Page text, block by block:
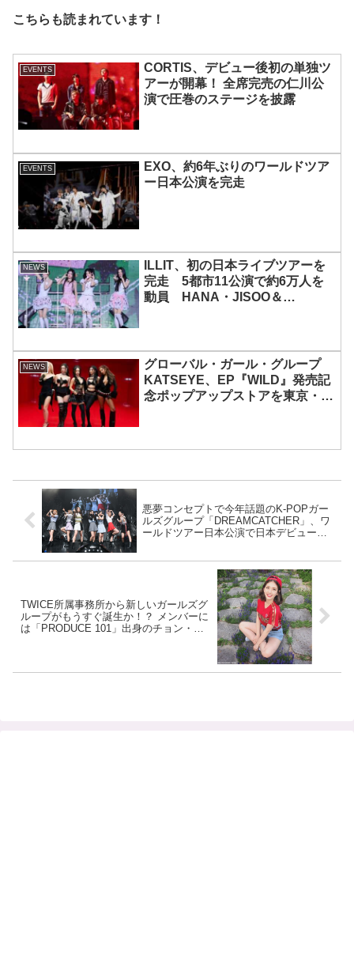
こちらも読まれています！
EVENTS
CORTIS、デビュー後初の単独ツ
アーが開幕！ 全席完売の仁川公
演で圧巻のステージを披露
EVENTS
EXO、約6年ぶりのワールドツア
ー日本公演を完走
NEWS
ILLIT、初の日本ライブツアーを
完走 5都市11公演で約6万人を
動員 HANA・JISOO＆
NEWS
グローバル・ガール・グループ
KATSEYE、EP『WILD』発売記
念ポップアップストアを東京・原
悪夢コンセプトで今年話題のK-POPガー
ルズグループ「DREAMCATCHER」、ワ
ールドツアー日本公演で日本デビューを
TWICE所属事務所から新しいガールズグ
ループがもうすぐ誕生か！？ メンバーに
は「PRODUCE 101」出身のチョン・ソ